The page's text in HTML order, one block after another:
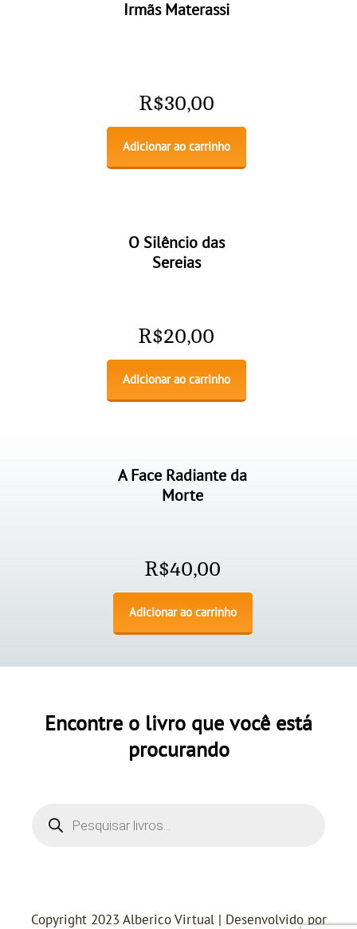
Irmãs Materassi
R$30,00
Adicionar ao carrinho
O Silêncio das
Sereias
R$20,00
Adicionar ao carrinho
A Face Radiante da
Morte
R$40,00
Adicionar ao carrinho
Encontre o livro que você está
procurando
Copyright 2023 Alberico Virtual | Desenvolvido por